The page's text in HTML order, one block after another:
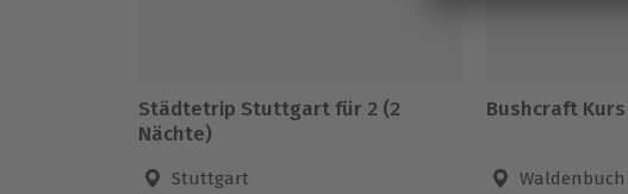
Städtetrip Stuttgart für 2 (2
Nächte)
Stuttgart
Bushcraft
Waldenbuch